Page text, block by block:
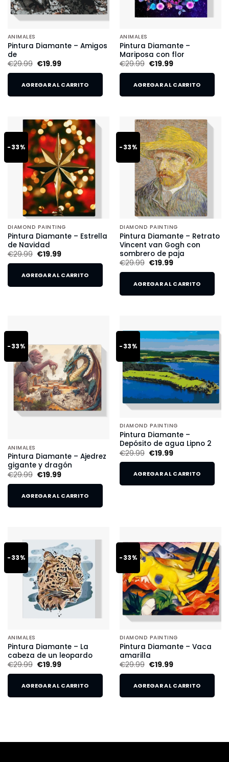
ANIMALES
Pintura Diamante – Amigos
de
€29.99 €19.99
AGREGAR AL CARRITO
ANIMALES
Pintura Diamante –
Mariposa con flor
€29.99 €19.99
AGREGAR AL CARRITO
-33%
DIAMOND PAINTING
Pintura Diamante – Estrella
de Navidad
€29.99 €19.99
AGREGAR AL CARRITO
-33%
DIAMOND PAINTING
Pintura Diamante – Retrato
Vincent van Gogh con
sombrero de paja
€29.99 €19.99
AGREGAR AL CARRITO
-33%
ANIMALES
Pintura Diamante – Ajedrez
gigante y dragón
€29.99 €19.99
AGREGAR AL CARRITO
-33%
DIAMOND PAINTING
Pintura Diamante –
Depósito de agua Lipno 2
€29.99 €19.99
AGREGAR AL CARRITO
-33%
ANIMALES
Pintura Diamante – La
cabeza de un leopardo
€29.99 €19.99
AGREGAR AL CARRITO
-33%
DIAMOND PAINTING
Pintura Diamante – Vaca
amarilla
€29.99 €19.99
AGREGAR AL CARRITO